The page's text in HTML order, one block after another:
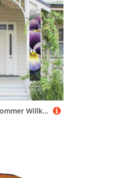
2 Stück Frühling Sommer Willkommen Veranda Banner hängende Flagge Veranda Schild für Haustür Wand Veranda Banner Stiefmütterchen Perfektion Willkommen Tür hängende Banner Wand Hintergrund Urlaub